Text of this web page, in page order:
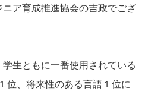
ア育成推進協会の吉政でござ
生ともに一番使用されている
位、将来性のある言語１位に